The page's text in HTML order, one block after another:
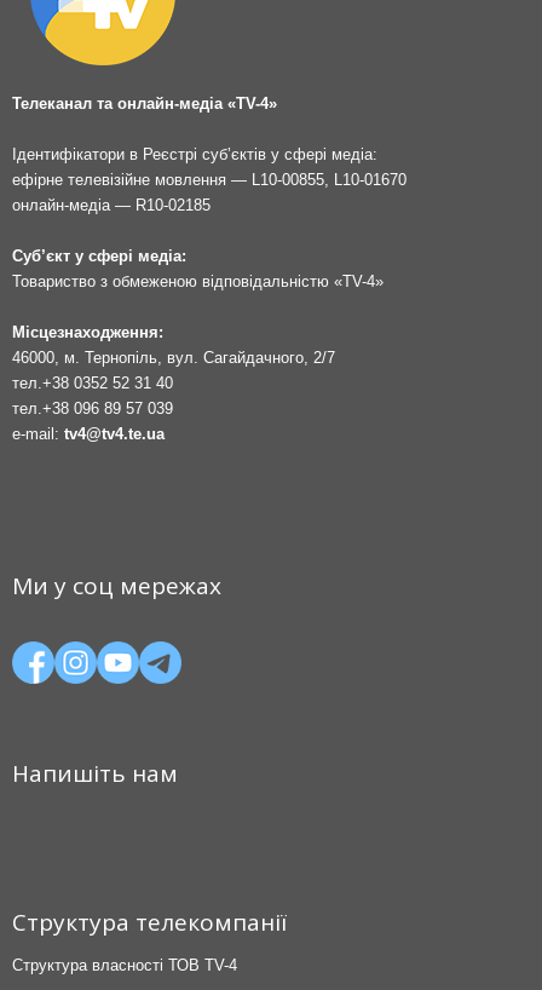
Телеканал та онлайн-медіа «TV-4»
Ідентифікатори в Реєстрі суб’єктів у сфері медіа:
ефірне телевізійне мовлення — L10-00855, L10-01670
онлайн-медіа — R10-02185
Суб’єкт у сфері медіа:
Товариство з обмеженою відповідальністю «TV-4»
Місцезнаходження:
46000, м. Тернопіль, вул. Сагайдачного, 2/7
тел. +38 0352 52 31 40
тел. +38 096 89 57 039
e-mail: tv4@tv4.te.ua
Ми у соц мережах
Напишіть нам
Структура телекомпанії
Структура власності ТОВ TV-4